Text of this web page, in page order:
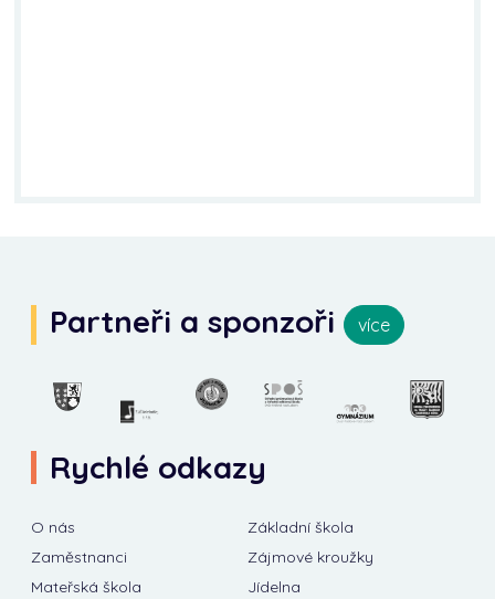
Partneři a sponzoři více
Rychlé odkazy
O nás
Základní škola
Zaměstnanci
Zájmové kroužky
Mateřská škola
Jídelna